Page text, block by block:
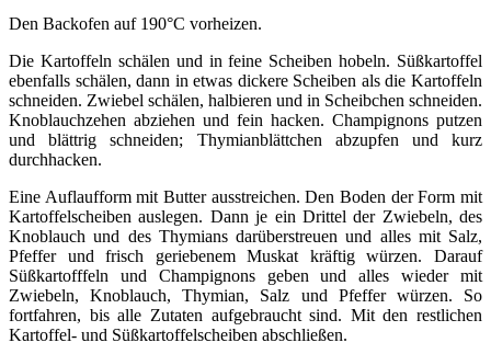
Den Backofen auf 190°C vorheizen.
Die Kartoffeln schälen und in feine Scheiben hobeln. Süßkartoffel
ebenfalls schälen, dann in etwas dickere Scheiben als die Kartoffeln
schneiden. Zwiebel schälen, halbieren und in Scheibchen schneiden.
Knoblauchzehen abziehen und fein hacken. Champignons putzen
und blättrig schneiden; Thymianblättchen abzupfen und kurz
durchhacken.
Eine Auflaufform mit Butter ausstreichen. Den Boden der Form mit
Kartoffelscheiben auslegen. Dann je ein Drittel der Zwiebeln, des
Knoblauch und des Thymians darüberstreuen und alles mit Salz,
Pfeffer und frisch geriebenem Muskat kräftig würzen. Darauf
Süßkartofffeln und Champignons geben und alles wieder mit
Zwiebeln, Knoblauch, Thymian, Salz und Pfeffer würzen. So
fortfahren, bis alle Zutaten aufgebraucht sind. Mit den restlichen
Kartoffel- und Süßkartoffelscheiben abschließen.